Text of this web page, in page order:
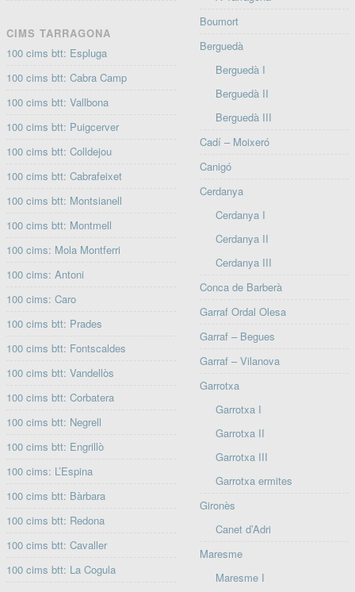
CIMS TARRAGONA
100 cims btt: Espluga
100 cims btt: Cabra Camp
100 cims btt: Vallbona
100 cims btt: Puigcerver
100 cims btt: Colldejou
100 cims btt: Cabrafeixet
100 cims btt: Montsianell
100 cims btt: Montmell
100 cims: Mola Montferri
100 cims: Antoni
100 cims: Caro
100 cims btt: Prades
100 cims btt: Fontscaldes
100 cims btt: Vandellòs
100 cims btt: Corbatera
100 cims btt: Negrell
100 cims btt: Engrillò
100 cims: L’Espina
100 cims btt: Bàrbara
100 cims btt: Redona
100 cims btt: Cavaller
100 cims btt: La Cogula
Boumort
Berguedà
Berguedà I
Berguedà II
Berguedà III
Cadí – Moixeró
Canigó
Cerdanya
Cerdanya I
Cerdanya II
Cerdanya III
Conca de Barberà
Garraf Ordal Olesa
Garraf – Begues
Garraf – Vilanova
Garrotxa
Garrotxa I
Garrotxa II
Garrotxa III
Garrotxa ermites
Gironès
Canet d’Adri
Maresme
Maresme I